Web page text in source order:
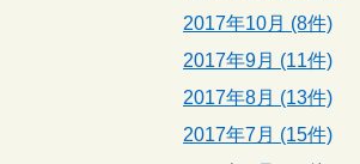
2017年10月 (8件)
2017年9月 (11件)
2017年8月 (13件)
2017年7月 (15件)